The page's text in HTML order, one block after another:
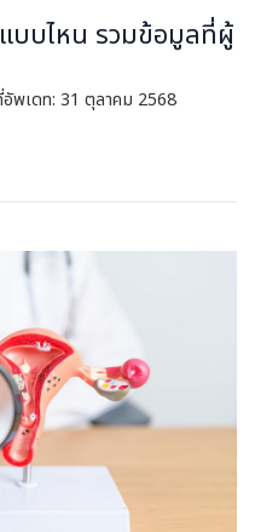
แบบไหน รวมข้อมูลที่ผู้
พเดท: 31 ตุลาคม 2568